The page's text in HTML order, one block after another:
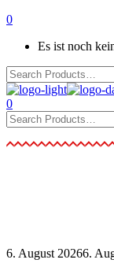
0
Es ist noch
0
6. August 20266.